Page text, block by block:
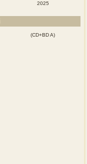
2025
(CD+BD A)